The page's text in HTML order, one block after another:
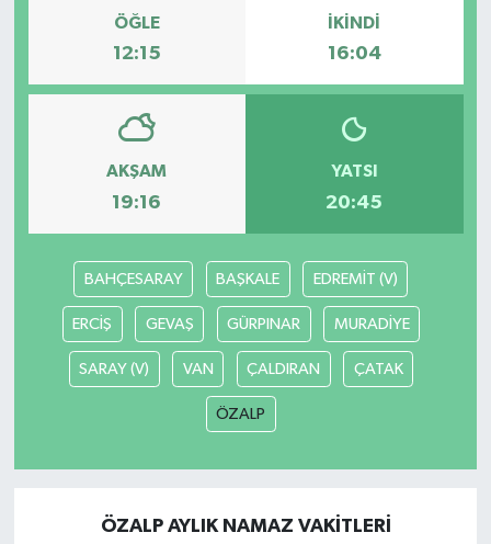
ÖĞLE
12:15
İKINDI
16:04
AKŞAM
19:16
YATSI
20:45
BAHÇESARAY BAŞKALE EDREMİT (V)
ERCİŞ GEVAŞ GÜRPINAR MURADİYE
SARAY (V) VAN ÇALDIRAN ÇATAK
ÖZALP
ÖZALP AYLIK NAMAZ VAKITLERI